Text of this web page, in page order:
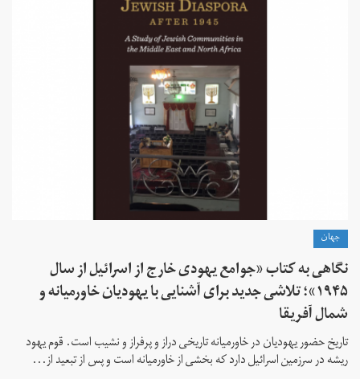
جهان
نگاهی به کتاب «جوامع یهودی خارج از اسرائیل از سال
۱۹۴۵»؛ تلاشی جدید برای آشنایی با یهودیان خاورمیانه و
شمال آفریقا
تاریخ حضور یهودیان در خاورمیانه تاریخی دراز و پرفراز و نشیب است. قوم یهود
ریشه در سرزمین اسرائیل دارد که بخشی از خاورمیانه است و پس از تبعید از...